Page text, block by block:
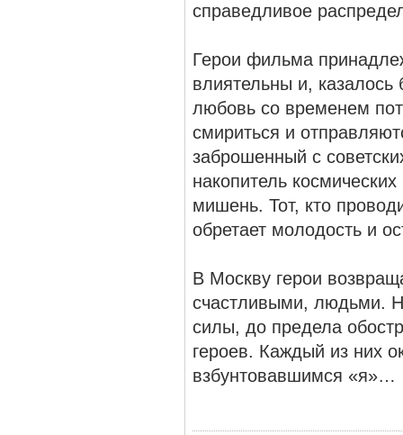
справедливое
Герои фильма
влиятельны и,
любовь со временем
смириться и
заброшенный с
накопитель
мишень. Тот, кто
обретает молодость и
В Москву герои
счастливыми, людьми.
силы, до предела
героев. Каждый из них
взбунтовавшимся «я»…